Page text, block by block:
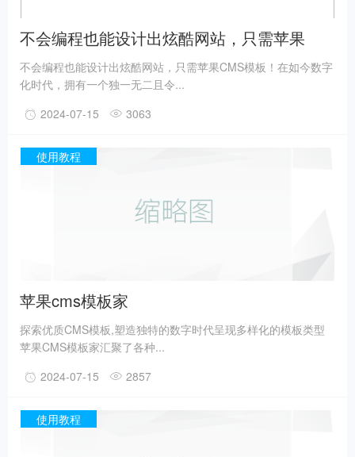
不会编程也能设计出炫酷网站，只需苹果
CMS模板！
不会编程也能设计出炫酷网站，只需苹果CMS模板！在如今数字
化时代，拥有一个独一无二且令...
2024-07-15
3063
使用教程
苹果cms模板家
探索优质CMS模板,塑造独特的数字时代呈现多样化的模板类型
苹果CMS模板家汇聚了各种...
2024-07-15
2857
使用教程